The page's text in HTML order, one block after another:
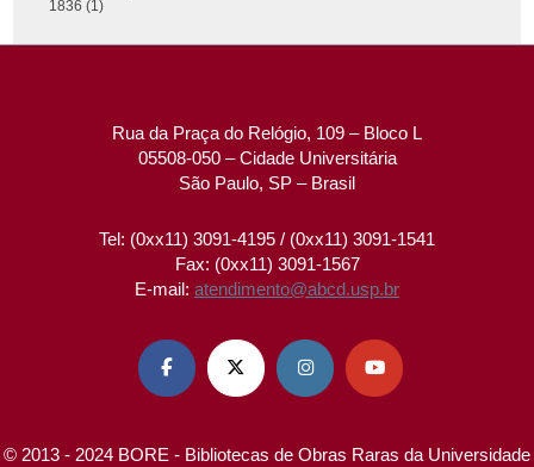
1836 (1)
Rua da Praça do Relógio, 109 – Bloco L
05508-050 – Cidade Universitária
São Paulo, SP – Brasil
Tel: (0xx11) 3091-4195 / (0xx11) 3091-1541
Fax: (0xx11) 3091-1567
E-mail: atendimento@abcd.usp.br
   
© 2013 - 2024 BORE - Bibliotecas de Obras Raras da Universidade